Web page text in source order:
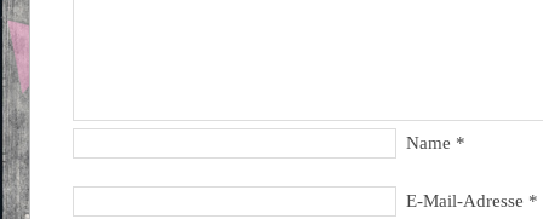
Name *
E-Mail-Adresse *